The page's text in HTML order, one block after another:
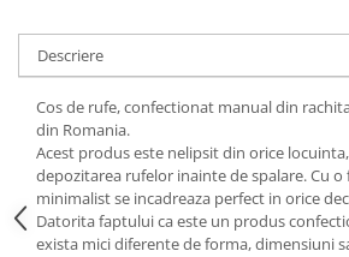
Descriere
Cos de rufe, confectionat manual din
din Romania.
Acest produs este nelipsit din orice
depozitarea rufelor inainte de spalare. Cu o
minimalist se incadreaza perfect in orice
Datorita faptului ca este un produs
exista mici diferente de forma, dimensiuni